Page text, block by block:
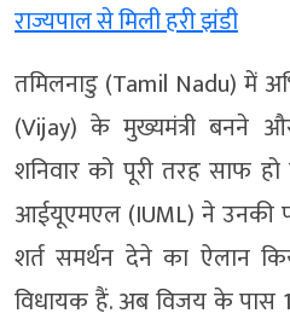
राज्यपाल से मिली हरी झंडी
तमिलनाडु (Tamil Nadu) में
(Vijay) के मुख्यमंत्री बनने
शनिवार को पूरी तरह साफ
आईयूएमएल (IUML) ने उनकी
शर्त समर्थन देने का ऐलान
विधायक हैं. अब विजय के पास